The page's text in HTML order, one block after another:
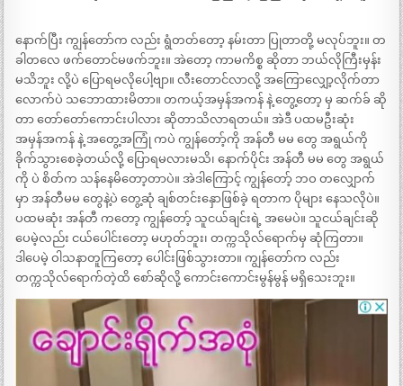
နောက်ပြီး ကျွန်တော်က လည်း ရွံတတ်တော့ နမ်းတာ ပြုတာတို့ မလုပ်ဘူး။ တ
ခါတလေ ဖက်တောင်မဖက်ဘူး။ အဲတော့ ကာမကိစ္စ ဆိုတာ ဘယ်လိုကြီးမှန်း
မသိဘူး လို့ပဲ ပြောရမလိုပေါ့ဗျာ။ လီးတောင်လာလို့ အကြောလျှော့လိုက်တာ
လောက်ပဲ သဘောထားမိတာ။ တကယ့်အမှန်အကန် နဲ့ တွေ့တော့ မှ ဆက်ခ် ဆို
တာ တော်တော်ကောင်းပါလား ဆိုတာသိလာရတယ်။ အဲဒီ ပထမဦးဆုံး
အမှန်အကန် နဲ့ အတွေ့အကြုံ ကပဲ ကျွန်တော့်ကို အန်တီ မမ တွေ အရွယ်ကို
ခိုက်သွားစေခဲ့တယ်လို့ ပြောရမလားမသိ၊ နောက်ပိုင်း အန်တီ မမ တွေ အရွယ်
ကို ပဲ စိတ်က သန်နေမိတော့တာပဲ။ အဲဒါကြောင့် ကျွန်တော့် ဘဝ တလျှောက်
မှာ အန်တီမမ တွေနဲ့ပဲ တွေ့ဆုံ ချစ်တင်းနှောဖြစ်ခဲ့ ရတာက ပိုများ နေသလိုပဲ။
ပထမဆုံး အန်တီ ကတော့ ကျွန်တော့် သူငယ်ချင်းရဲ့ အမေပဲ။ သူငယ်ချင်းဆို
ပေမဲ့လည်း ငယ်ပေါင်းတော့ မဟုတ်ဘူး၊ တက္ကသိုလ်ရောက်မှ ဆုံကြတာ။
ဒါပေမဲ့ ဝါသနာတူကြတော့ ပေါင်းဖြစ်သွားတာ။ ကျွန်တော်က လည်း
တက္ကသိုလ်ရောက်တဲ့ထိ စော်ဆိုလို့ ကောင်းကောင်းမွန်မွန် မရှိသေးဘူး။